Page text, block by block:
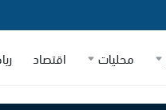
محليات اقتصاد